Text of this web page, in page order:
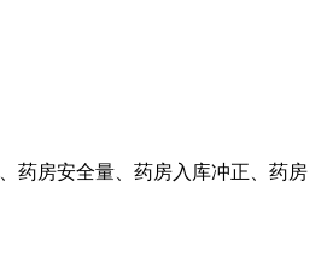
药房安全量、药房入库冲正、药房